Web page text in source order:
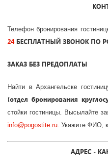
Телефон бронирования
24БЕСПЛАТНЫЙ ЗВОНОК ПО
ЗАКАЗ БЕЗ ПРЕДОПЛАТЫ
Найти в Архангельске
(отдел бронирования
стойки гостиницы. Высылайте
info@pogostite.ru. Укажите ФИО,
АДРЕС -